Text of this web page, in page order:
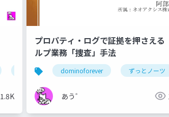
notesdomino hcl domino notes
hcl notes テクてく lotus notes
1.8K
プロパティ・ログで証拠を押さえ
ルプ業務「捜査」手法
dominoforever ずっとノーツ
あう゛